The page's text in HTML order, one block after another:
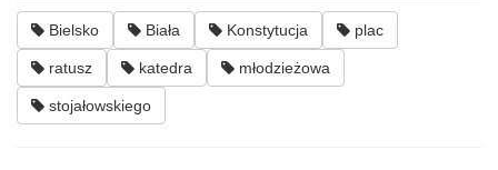
Bielsko Biała Konstytucja plac
ratusz katedra młodzieżowa
stojałowskiego